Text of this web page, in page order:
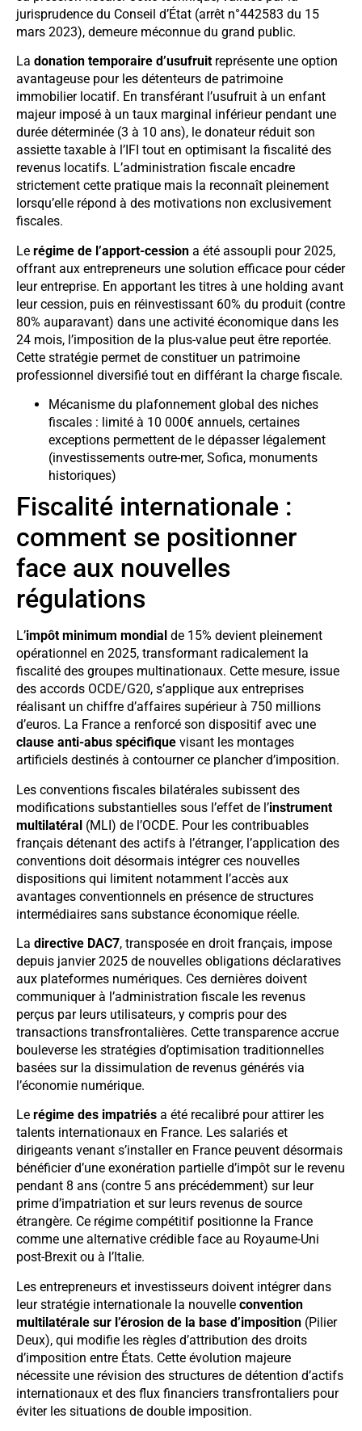
jurisprudence du Conseil d’État (arrêt n°442583 du 15
mars 2023), demeure méconnue du grand public.
La donation temporaire d’usufruit représente une option
avantageuse pour les détenteurs de patrimoine
immobilier locatif. En transférant l’usufruit à un enfant
majeur imposé à un taux marginal inférieur pendant une
durée déterminée (3 à 10 ans), le donateur réduit son
assiette taxable à l’IFI tout en optimisant la fiscalité des
revenus locatifs. L’administration fiscale encadre
strictement cette pratique mais la reconnaît pleinement
lorsqu’elle répond à des motivations non exclusivement
fiscales.
Le régime de l’apport-cession a été assoupli pour 2025,
offrant aux entrepreneurs une solution efficace pour céder
leur entreprise. En apportant les titres à une holding avant
leur cession, puis en réinvestissant 60% du produit (contre
80% auparavant) dans une activité économique dans les
24 mois, l’imposition de la plus-value peut être reportée.
Cette stratégie permet de constituer un patrimoine
professionnel diversifié tout en différant la charge fiscale.
Mécanisme du plafonnement global des niches
fiscales : limité à 10 000€ annuels, certaines
exceptions permettent de le dépasser légalement
(investissements outre-mer, Sofica, monuments
historiques)
Fiscalité internationale :
comment se positionner
face aux nouvelles
régulations
L’impôt minimum mondial de 15% devient pleinement
opérationnel en 2025, transformant radicalement la
fiscalité des groupes multinationaux. Cette mesure, issue
des accords OCDE/G20, s’applique aux entreprises
réalisant un chiffre d’affaires supérieur à 750 millions
d’euros. La France a renforcé son dispositif avec une
clause anti-abus spécifique visant les montages
artificiels destinés à contourner ce plancher d’imposition.
Les conventions fiscales bilatérales subissent des
modifications substantielles sous l’effet de l’instrument
multilatéral (MLI) de l’OCDE. Pour les contribuables
français détenant des actifs à l’étranger, l’application des
conventions doit désormais intégrer ces nouvelles
dispositions qui limitent notamment l’accès aux
avantages conventionnels en présence de structures
intermédiaires sans substance économique réelle.
La directive DAC7, transposée en droit français, impose
depuis janvier 2025 de nouvelles obligations déclaratives
aux plateformes numériques. Ces dernières doivent
communiquer à l’administration fiscale les revenus
perçus par leurs utilisateurs, y compris pour des
transactions transfrontalières. Cette transparence accrue
bouleverse les stratégies d’optimisation traditionnelles
basées sur la dissimulation de revenus générés via
l’économie numérique.
Le régime des impatriés a été recalibré pour attirer les
talents internationaux en France. Les salariés et
dirigeants venant s’installer en France peuvent désormais
bénéficier d’une exonération partielle d’impôt sur le revenu
pendant 8 ans (contre 5 ans précédemment) sur leur
prime d’impatriation et sur leurs revenus de source
étrangère. Ce régime compétitif positionne la France
comme une alternative crédible face au Royaume-Uni
post-Brexit ou à l’Italie.
Les entrepreneurs et investisseurs doivent intégrer dans
leur stratégie internationale la nouvelle convention
multilatérale sur l’érosion de la base d’imposition (Pilier
Deux), qui modifie les règles d’attribution des droits
d’imposition entre États. Cette évolution majeure
nécessite une révision des structures de détention d’actifs
internationaux et des flux financiers transfrontaliers pour
éviter les situations de double imposition.